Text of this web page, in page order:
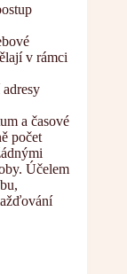
v rámci
a časové
počet
Účelem